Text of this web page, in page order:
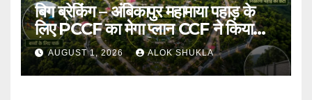
बिग ब्रेकिंग – अंबिकापुर महामाया पहाड़ के
लिए PCCF का मेगा प्लान CCF ने किया
तैयार।भारतीय संस्कृति की झलक वाला
नक्षत्र पार्क समेत योग पार्क,बच्चों का पार्क
समेत बहुत कुछ होंगे आकर्षण का केंद्र।
AUGUST 1, 2026 ALOK SHUKLA